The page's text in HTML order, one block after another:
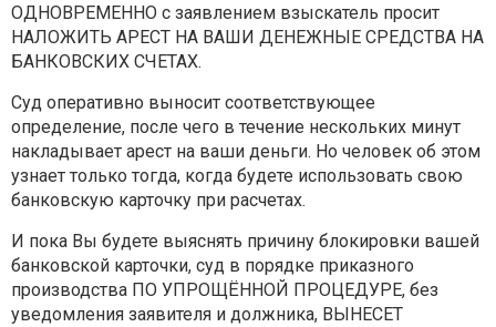
ОДНОВРЕМЕННО с заявлением взыскатель просит
НАЛОЖИТЬ АРЕСТ НА ВАШИ ДЕНЕЖНЫЕ СРЕДСТВА НА
БАНКОВСКИХ СЧЕТАХ.
Суд оперативно выносит соответствующее
определение, после чего в течение нескольких минут
накладывает арест на ваши деньги. Но человек об этом
узнает только тогда, когда будете использовать свою
банковскую карточку при расчетах.
И пока Вы будете выяснять причину блокировки вашей
банковской карточки, суд в порядке приказного
производства ПО УПРОЩЁННОЙ ПРОЦЕДУРЕ, без
уведомления заявителя и должника, ВЫНЕСЕТ